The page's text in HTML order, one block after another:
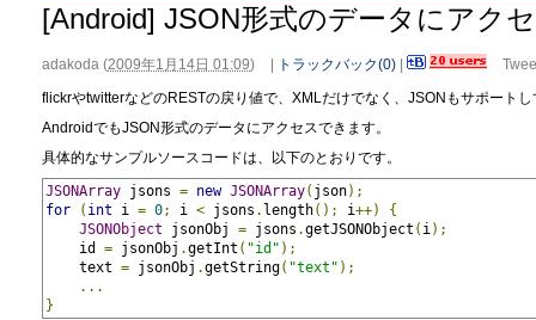
[Android] JSON形式のデータにアク
adakoda (2009年1月14日 01:09) トラックバック(0)
flickrやtwitterなどのRESTの戻り値で、XMLだけでなく、JSONもサポート
AndroidでもJSON形式のデータにアクセスできます。
具体的なサンプルソースコードは、以下のとおりです。
JSONArray jsons = new JSONArray( json);
for
( int i = 0; i < jsons . length(); i++)
{
JSONObject jsonObj = jsons .getJSONObject ( i );
id = jsonObj .getInt ( "id" );
text = jsonObj .getString( "text" );
...
}